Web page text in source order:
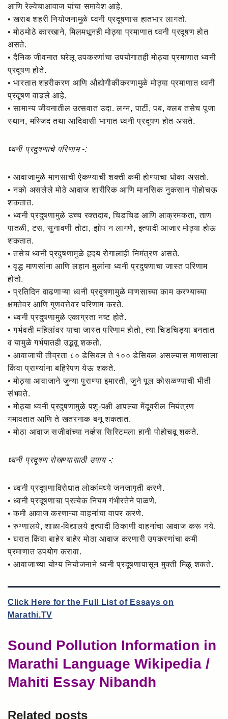
आणि रेल्वेचाआवाज यांचा समावेश आहे.
• खराब शहरी नियोजनामुळे ध्वनी प्रदूषणास हातभार लागतो.
• मोठमोठे कारखाने, मिलमधूनही मोठ्या प्रमाणात ध्वनी प्रदूषण होत
असते.
• दैनिक जीवनात घरेलू उपकरणांचा उपयोगातही मोठ्या प्रमाणात ध्वनी
प्रदूषण होते.
• भारतात शहरीकरण आणि औद्योगीकीकरणामुळे मोठ्या प्रमाणात ध्वनी
प्रदूषण वाढले आहे.
• सामान्य जीवनातील उत्सवात उदा. लग्न, पार्टी, पब, क्लब तसेच पूजा
स्थान, मस्जिद तथा आदिवासी भागात ध्वनी प्रदूषण होत असते.
ध्वनी प्रदुषणाचे परिणाम -:
• आवाजामुळे माणसाची ऐकण्याची शक्ती कमी होण्याचा धोका असतो.
• नको असलेले मोठे आवाज शारीरिक आणि मानसिक नुकसान पोहोचऊ
शकतात.
• ध्वनी प्रदुषणामुळे उच्च रक्तदाब, चिडचिड आणि आक्रमकता, ताण
पातळी, टस, सुनावणी तोटा, झोप न लागणे, इत्यादी आजार मोठ्या होऊ
शकतात.
• तसेच ध्वनी प्रदुषणामुळे हृदय रोगालाही निमंत्रण असते.
• वृद्ध माणसांना आणि लहान मुलांना ध्वनी प्रदुषणाचा जास्त परिणाम
होतो.
• प्रतिदिन वाढणाऱ्या ध्वनी प्रदुषणामुळे माणसाच्या काम करण्याच्या
क्षमतेवर आणि गुणवत्तेवर परिणाम करते.
• ध्वनी प्रदुषणामुळे एकाग्रता नष्ट होते.
• गर्भवती महिलांवर याचा जास्त परिणाम होतो, त्या चिडचिड्या बनतात
व यामुळे गर्भपातही उद्भवू शकतो.
• आवाजाची तीव्रता ८० डेसिबल ते १०० डेसिबल असल्यास माणसाला
किंवा प्राण्यांना बहिरेपण येऊ शकते.
• मोठ्या आवाजाने जुन्या पुराण्या इमारती, जुने पूल कोसळण्याची भीती
संभवते.
• मोठ्या ध्वनी प्रदुषणामुळे पशु-पक्षी आपल्या मेंदूवरील नियंत्रण
गमावतात आणि ते खतरनाक बनू शकतात.
• मोठा आवाज सजीवांच्या नर्व्हस सिस्टिमला हानी पोहोचवू शकते.
ध्वनी प्रदूषण रोखण्यासाठी उपाय -:
• ध्वनी प्रदूषणाविरोधात लोकांमध्ये जनजागृती करणे.
• ध्वनी प्रदूषणाचा प्रत्येक नियम गंभीरतेने पाळणे.
• कमी आवाज करणाऱ्या वाहनांचा वापर करणे.
• रुग्णालये, शाळा-विद्यालये इत्यादी ठिकाणी वाहनांचा आवाज करू नये.
• घरात किंवा बाहेर बाहेर मोठा आवाज करणारी उपकरणांचा कमी
प्रमाणात उपयोग करावा.
• आवाजाच्या योग्य नियोजनाने ध्वनी प्रदूषणापासून मुक्ती मिळू शकते.
Click Here for the Full List of Essays on
Marathi.TV
Sound Pollution Information in
Marathi Language Wikipedia /
Mahiti Essay Nibandh
Related posts